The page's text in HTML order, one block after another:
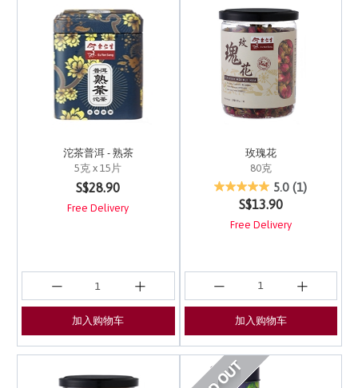
沱茶普洱 - 熟茶
5克 x 15片
5 out of 5 Customer Rating
S$28.90
Free Delivery
加入购物车
玫瑰花
80克
4 out of 5 Customer
5.0 (1)
S$13.90
Free Delivery
加入购物车